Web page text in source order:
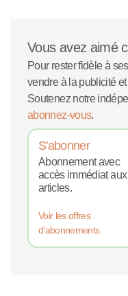
Vous avez aimé
Pour rester fidèle à
vendre à la publicité
Soutenez notre
abonnez-vous.
S'abonner
Abonnement avec
accès immédiat aux
articles.
Voir les offres
d'abonnements